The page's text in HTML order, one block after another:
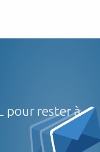
pour rester à